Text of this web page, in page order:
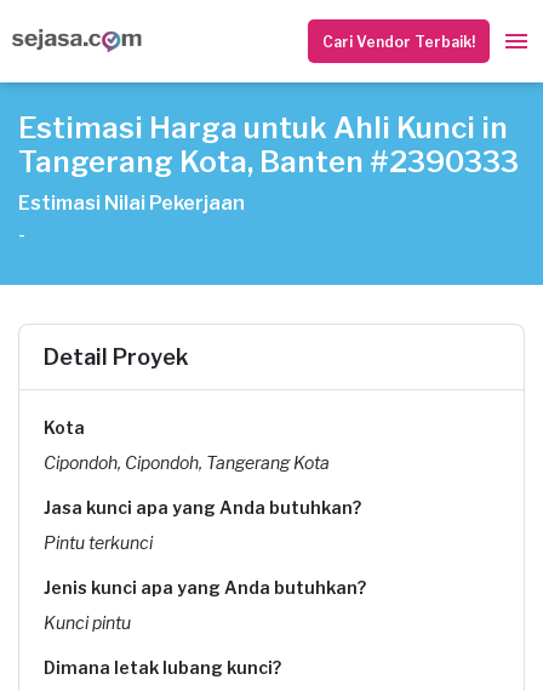
Cari Vendor Terbaik!
Estimasi Harga untuk Ahli Kunci in
Tangerang Kota, Banten #2390333
Estimasi Nilai Pekerjaan
-
Detail Proyek
Kota
Cipondoh, Cipondoh, Tangerang Kota
Jasa kunci apa yang Anda butuhkan?
Pintu terkunci
Jenis kunci apa yang Anda butuhkan?
Kunci pintu
Dimana letak lubang kunci?